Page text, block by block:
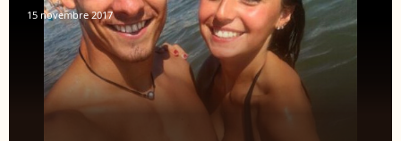
15 novembre 2017